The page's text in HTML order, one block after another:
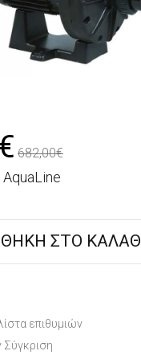
682,00€
ΣΤΟ ΚΑΛΆΘΙ
επιθυμιών